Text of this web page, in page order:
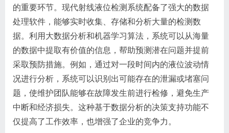
的重要环节。现代射线液位检测系统配备了强大的数据
处理软件，能够实时收集、存储和分析大量的检测数
据。利用大数据分析和机器学习算法，系统可以从海量
的数据中提取有价值的信息，帮助预测潜在问题并提前
采取预防措施。例如，通过对一段时间内的液位波动情
况进行分析，系统可以识别出可能存在的泄漏或堵塞问
题，使维护团队能够在故障发生前进行检修，避免生产
中断和经济损失。这种基于数据分析的决策支持功能不
仅提高了工作效率，也增强了企业的竞争力。